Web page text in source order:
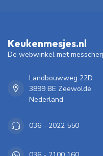
Keukenmesjes.nl
De webwinkel met
Landbouwweg 22D
3899 BE Zeewolde
Nederland
036 - 2022 550